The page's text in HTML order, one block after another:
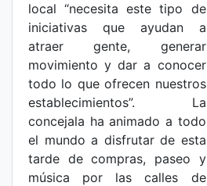
local “necesita este tipo de
iniciativas que ayudan a
atraer gente, generar
movimiento y dar a conocer
todo lo que ofrecen nuestros
establecimientos”. La
concejala ha animado a todo
el mundo a disfrutar de esta
tarde de compras, paseo y
música por las calles de